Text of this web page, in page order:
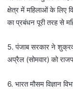
क्षेत्र में महिलाओं के लिए
का प्रबंधन पूरी तरह से
5. पंजाब सरकार ने
अप्रैल (सोमवार) को
6. भारत मौसम विज्ञान